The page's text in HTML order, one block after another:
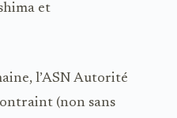
et
l’ASN Autorité
(non sans